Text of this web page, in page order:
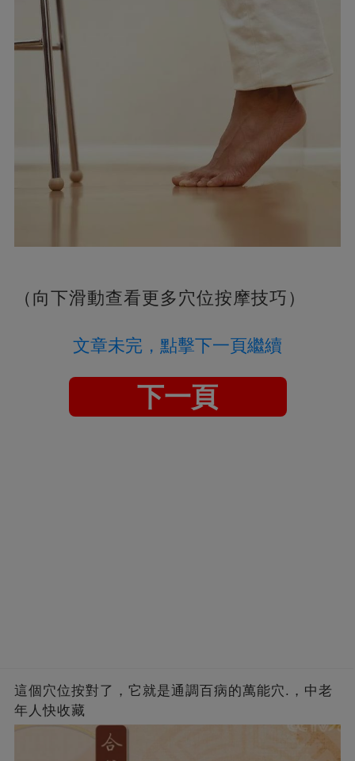
（向下滑動查看更多穴位按摩技巧）
文章未完，點擊下一頁繼續
下一頁
這個穴位按對了，它就是通調百病的萬能穴.，中老
年人快收藏